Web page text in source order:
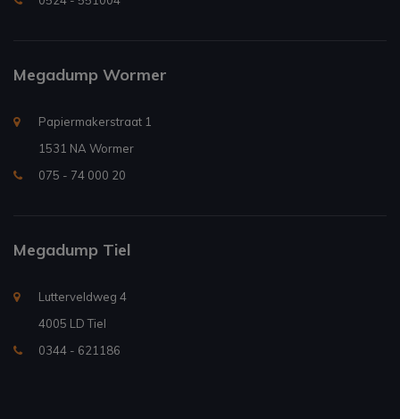
Megadump Wormer
Papiermakerstraat 1
1531 NA Wormer
075 - 74 000 20
Megadump Tiel
Lutterveldweg 4
4005 LD Tiel
0344 - 621186